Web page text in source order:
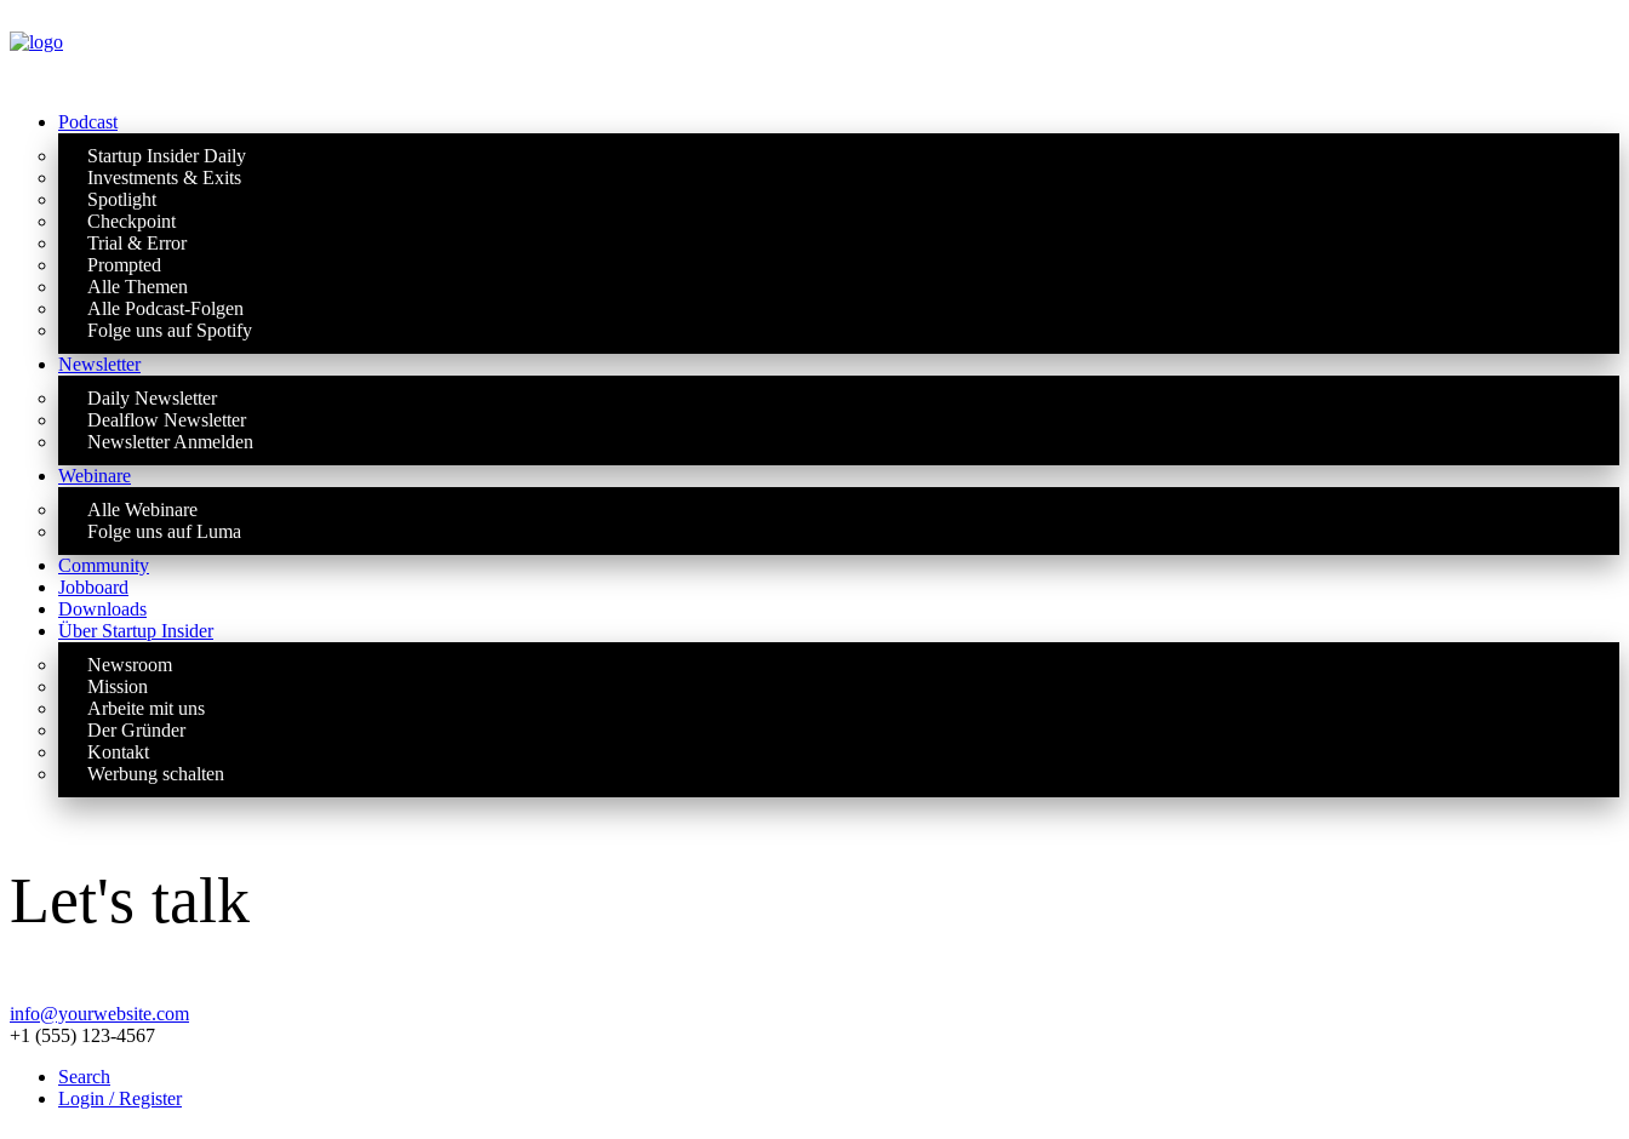
Podcast
Startup Insider Daily
Investments & Exits
Spotlight
Checkpoint
Trial & Error
Prompted
Alle Themen
Alle Podcast-Folgen
Folge uns auf Spotify
Newsletter
Daily Newsletter
Dealflow Newsletter
Newsletter Anmelden
Webinare
Alle Webinare
Folge uns auf Luma
Community
Jobboard
Downloads
Über Startup Insider
Newsroom
Mission
Arbeite mit uns
Der Gründer
Kontakt
Werbung schalten
Let's talk
info@yourwebsite.com
+1 (555) 123-4567
Search
Login / Register